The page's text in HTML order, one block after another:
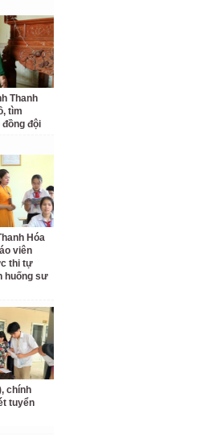
Thanh
tìm
đội
Hóa
viên
thi tự
huống sư
chính
tuyển